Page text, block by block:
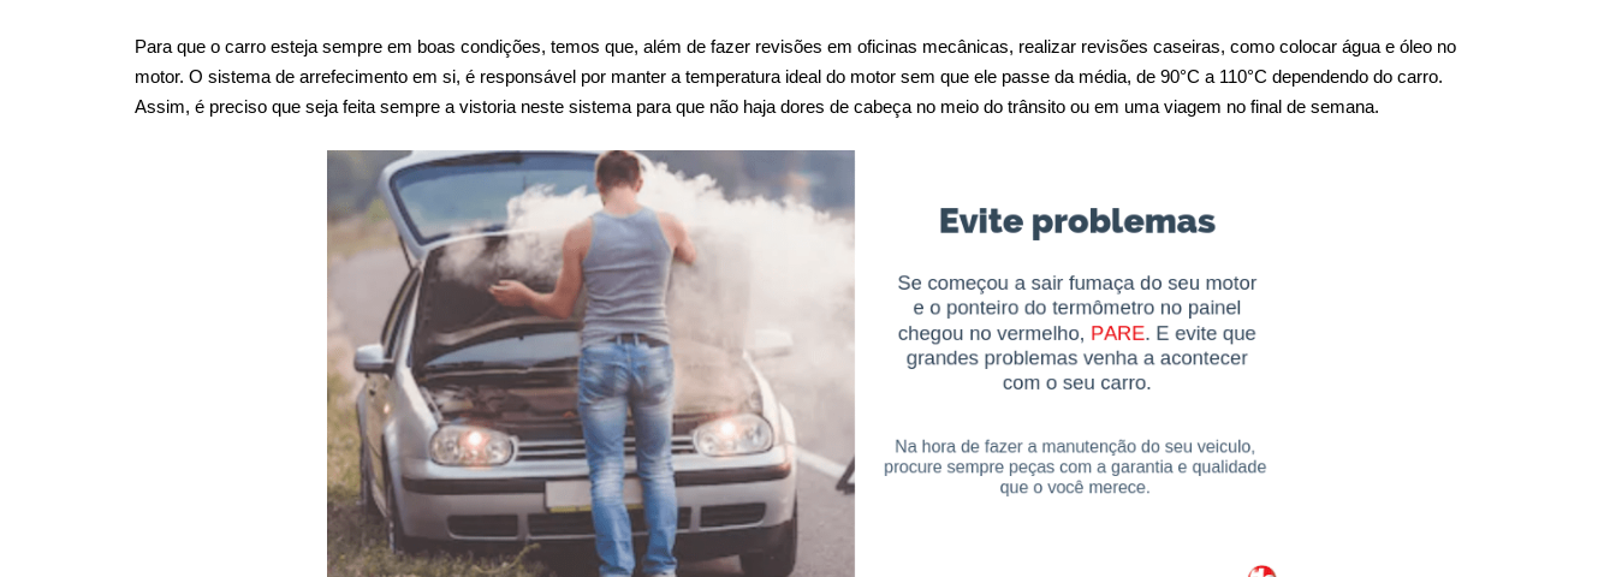
Para que o carro esteja sempre em boas condições, temos que, além de fazer revisões em oficinas mecânicas, realizar revisões caseiras, como colocar água e óleo no
motor. O sistema de arrefecimento em si, é responsável por manter a temperatura ideal do motor sem que ele passe da média, de 90°C a 110°C dependendo do carro.
Assim, é preciso que seja feita sempre a vistoria neste sistema para que não haja dores de cabeça no meio do trânsito ou em uma viagem no final de semana.